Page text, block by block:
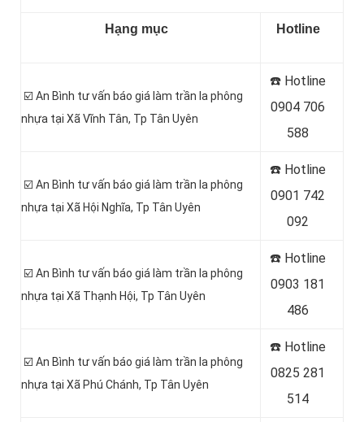
Hạng mục Hotline
☑️ An Bình tư vấn báo giá làm trần la phông
nhựa tại Xã Vĩnh Tân, Tp Tân Uyên
☎️ Hotline
0904 706
588
☑️ An Bình tư vấn báo giá làm trần la phông
nhựa tại Xã Hội Nghĩa, Tp Tân Uyên
☎️ Hotline
0901 742
092
☑️ An Bình tư vấn báo giá làm trần la phông
nhựa tại Xã Thạnh Hội, Tp Tân Uyên
☎️ Hotline
0903 181
486
☑️ An Bình tư vấn báo giá làm trần la phông
nhựa tại Xã Phú Chánh, Tp Tân Uyên
☎️ Hotline
0825 281
514